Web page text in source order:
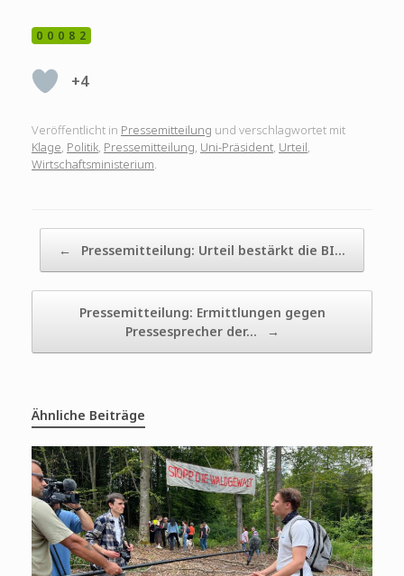
00082
+4
Veröffentlicht in Pressemitteilung und verschlagwortet mit
Klage, Politik, Pressemitteilung, Uni-Präsident, Urteil,
Wirtschaftsministerium.
← Pressemitteilung: Urteil bestärkt die BI…
Pressemitteilung: Ermittlungen gegen
Pressesprecher der…
→
Ähnliche Beiträge